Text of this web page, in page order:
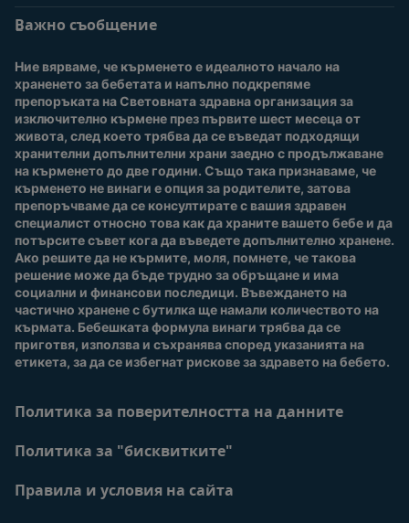
Често задавани
За нас
Присъединете се към
Nestlé Baby Club
Купи сега
Нашите марки и
продукти
Качество и сигурност
Безплатно тестване
Важно съобщение
Ние вярваме, че кърменето е идеалното начало на
храненето за бебетата и напълно подкрепяме
препоръката на Световната здравна организация за
изключително кърмене през първите шест месеца от
живота, след което трябва да се въведат подходящи
хранителни допълнителни храни заедно с продължаване
на кърменето до две години. Също така признаваме, че
кърменето не винаги е опция за родителите, затова
препоръчваме да се консултирате с вашия здравен
специалист относно това как да храните вашето бебе и да
потърсите съвет кога да въведете допълнително хранене.
Ако решите да не кърмите, моля, помнете, че такова
решение може да бъде трудно за обръщане и има
социални и финансови последици. Въвеждането на
частично хранене с бутилка ще намали количеството на
кърмата. Бебешката формула винаги трябва да се
приготвя, използва и съхранява според указанията на
етикета, за да се избегнат рискове за здравето на бебето.
Политика за поверителността на данните
Политика за "бисквитките"
Правила и условия на сайта